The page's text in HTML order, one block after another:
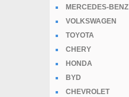
MERCEDES-BENZ
VOLKSWAGEN
TOYOTA
CHERY
HONDA
BYD
CHEVROLET